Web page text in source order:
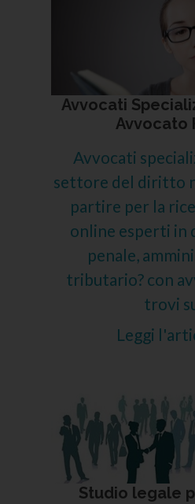
Avvocati
Avvocato
Avvocati
settore del diritto
partire per la
online esperti in
penale,
tributario? con
trovi
Leggi
Studio legale